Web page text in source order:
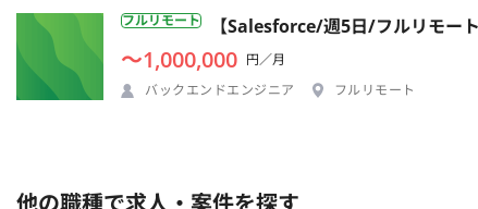
フルリモート 【Salesforce/週5日/フルリモー
〜1,000,000 円／月
バックエンドエンジニア
フルリモート